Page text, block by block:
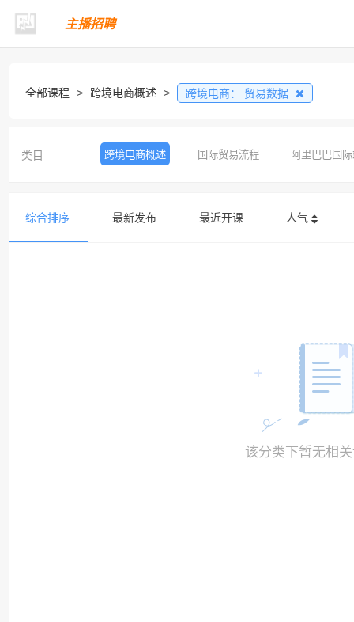
主播招聘
全部课程 > 跨境电商概述 > 跨境电商： 贸易数据
类目 跨境电商概述 国际贸易流程 阿里巴巴国
综合排序 最新发布 最近开课 人气
该分类下暂无相